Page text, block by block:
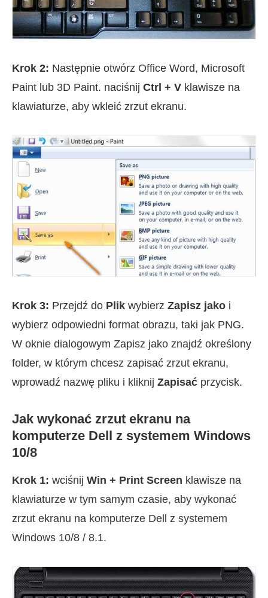
Krok 2: Następnie otwórz Office Word, Microsoft
Paint lub 3D Paint. naciśnij Ctrl + V klawisze na
klawiaturze, aby wkleić zrzut ekranu.
Krok 3: Przejdź do Plik wybierz Zapisz jako i
wybierz odpowiedni format obrazu, taki jak PNG.
W oknie dialogowym Zapisz jako znajdź określony
folder, w którym chcesz zapisać zrzut ekranu,
wprowadź nazwę pliku i kliknij Zapisać przycisk.
Jak wykonać zrzut ekranu na
komputerze Dell z systemem Windows
10/8
Krok 1: wciśnij Win + Print Screen klawisze na
klawiaturze w tym samym czasie, aby wykonać
zrzut ekranu na komputerze Dell z systemem
Windows 10/8 / 8.1.